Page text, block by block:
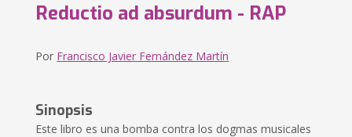
Reductio ad absurdum - RAP
Por Francisco Javier Fernández Martín
Sinopsis
Este libro es una bomba contra los dogmas musicales